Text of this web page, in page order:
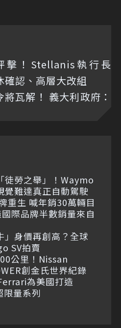
擊！Stellanis執行長
認、高層大改組
瓦解！ 義大利政府：
徒勞之舉」！Waymo
覺難達真正自動駕駛
重生 喊年銷30萬輛目
際品牌半數銷量來自
」身價再創高？全球
SV拍賣
公里！Nissan
創金氏世界紀錄
為美國打造
量系列